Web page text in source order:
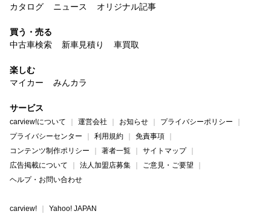
カタログ
ニュース オリジナル記事
買う・売る
中古車検索
新車見積り 車買取
楽しむ
マイカー
みんカラ
サービス
carview!について 運営会社 お知らせ
プライバシーポリシー
プライバシーセンター
利用規約
免責事項
コンテンツ制作ポリシー
著者一覧
サイトマップ
広告掲載について
法人加盟店募集
ご意見・ご要望
ヘルプ・お問い合わせ
carview! Yahoo! JAPAN